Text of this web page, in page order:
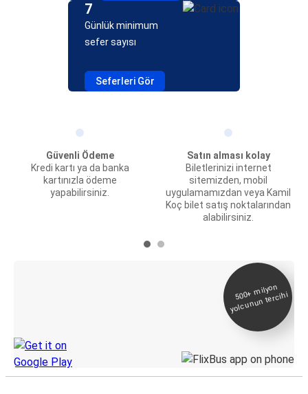
7
Günlük minimum
sefer sayısı
Seferleri Gör
Güvenli Ödeme
Kredi kartı ya da banka
kartınızla ödeme
yapabilirsiniz.
Satın alması kolay
Biletlerinizi internet
sitemizden, mobil
uygulamamızdan veya Kamil
Koç bilet satış noktalarından
alabilirsiniz.
500+
milyon
yolcunun tercihi